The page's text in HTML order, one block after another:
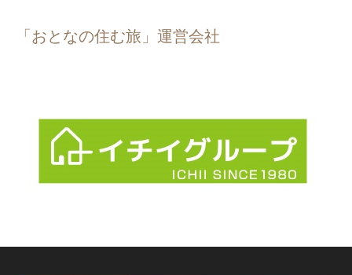
「おとなの住む旅」運営会社